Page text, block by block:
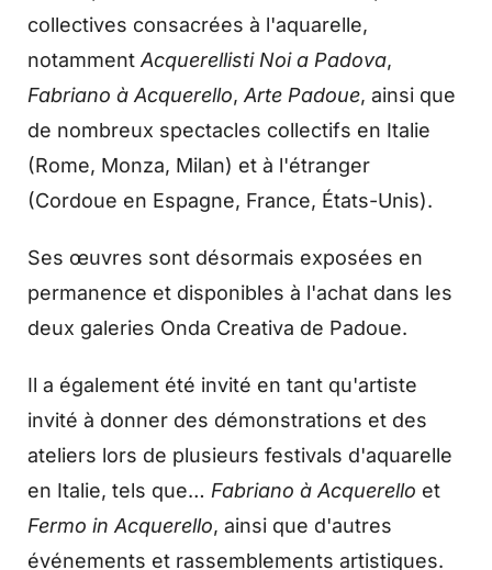
collectives consacrées à l'aquarelle,
notamment Acquerellisti Noi a Padova,
Fabriano à Acquerello, Arte Padoue, ainsi que
de nombreux spectacles collectifs en Italie
(Rome, Monza, Milan) et à l'étranger
(Cordoue en Espagne, France, États-Unis).
Ses œuvres sont désormais exposées en
permanence et disponibles à l'achat dans les
deux galeries Onda Creativa de Padoue.
Il a également été invité en tant qu'artiste
invité à donner des démonstrations et des
ateliers lors de plusieurs festivals d'aquarelle
en Italie, tels que… Fabriano à Acquerello et
Fermo in Acquerello, ainsi que d'autres
événements et rassemblements artistiques.